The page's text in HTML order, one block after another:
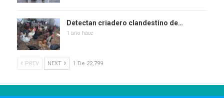
Detectan criadero clandestino de…
1 año hace
PREV NEXT 1 De 22,799